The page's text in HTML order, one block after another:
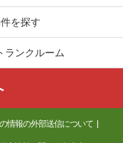
を探す
ランクルーム
情報の外部送信について